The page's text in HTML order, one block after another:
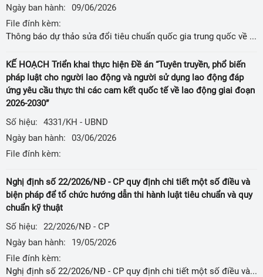
Ngày ban hành:
09/06/2026
File đính kèm:
Thông báo dự thảo sửa đổi tiêu chuẩn quốc gia trung quốc về yêu cầu hạn chế bao bì quá mức đối với thực phẩm
KẾ HOẠCH Triển khai thực hiện Đề án “Tuyên truyền, phổ biến
pháp luật cho người lao động và người sử dụng lao động đáp
ứng yêu cầu thực thi các cam kết quốc tế về lao động giai đoạn
2026-2030”
Số hiệu:
4331/KH - UBND
Ngày ban hành:
03/06/2026
File đính kèm:
Nghị định số 22/2026/NĐ - CP quy định chi tiết một số điều và
biện pháp để tổ chức hướng dẫn thi hành luật tiêu chuẩn và quy
chuẩn kỹ thuật
Số hiệu:
22/2026/NĐ - CP
Ngày ban hành:
19/05/2026
File đính kèm:
Nghị định số 22/2026/NĐ - CP quy định chi tiết một số điều và biện pháp để tổ chức hướng dẫn thi hành luật tiêu chuẩn và quy chuẩn kỹ thuật